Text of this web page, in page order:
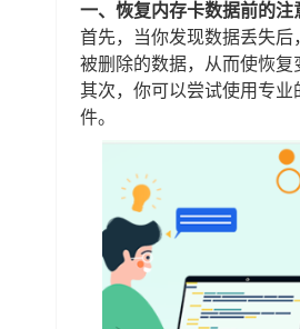
一、恢复内存卡数据前的注
首先，当你发现数据丢失
被删除的数据，从而使恢
其次，你可以尝试使用专
件。